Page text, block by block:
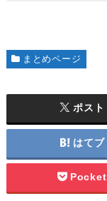
まとめページ
ポスト
はてブ
Pocket